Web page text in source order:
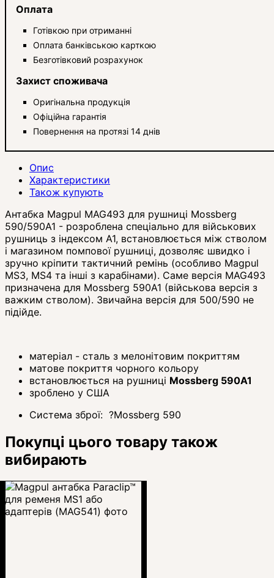
Оплата
Готівкою при отриманні
Оплата банківською карткою
Безготівковий розрахунок
Захист споживача
Оригінальна продукція
Офіційна гарантія
Повернення на протязі 14 днів
Опис
Характеристики
Також купують
Антабка Magpul MAG493 для рушниці Mossberg
590/590A1 - розроблена спеціально для військових
рушниць з індексом A1, встановлюється між стволом
і магазином помпової рушниці, дозволяє швидко і
зручно кріпити тактичний ремінь (особливо Magpul
MS3, MS4 та інші з карабінами). Саме версія MAG493
призначена для Mossberg 590A1 (військова версія з
важким стволом). Звичайна версія для 500/590 не
підійде.
матеріал - сталь з мелонітовим покриттям
матове покриття чорного кольору
встановлюється на рушниці Mossberg 590A1
зроблено у США
Система зброї: ?Mossberg 590
Покупці цього товару також
вибирають